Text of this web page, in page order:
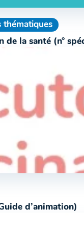
thématiques
la santé (n°
d’animation)